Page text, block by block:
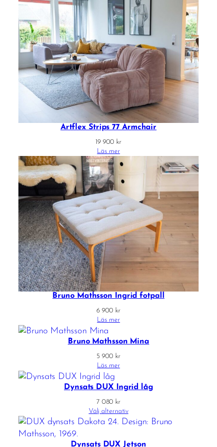
Artflex Strips 77 Armchair
19 900 kr
Läs mer
Bruno Mathsson Ingrid fotpall
6 900 kr
Läs mer
Bruno Mathsson Mina
5 900 kr
Läs mer
Dynsats DUX Ingrid låg
7 080 kr
Välj alternativ
Dynsats DUX Jetson